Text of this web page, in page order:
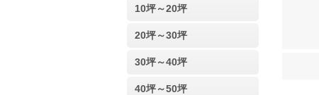
10坪～20坪
20坪～30坪
30坪～40坪
40坪～50坪